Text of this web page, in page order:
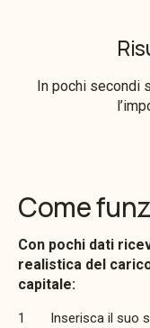
In pochi secondi
Come
Con pochi dati
realistica del
capitale:
Inserisca il suo